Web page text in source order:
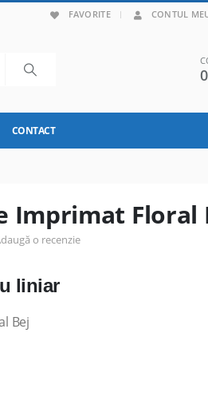
FAVORITE CONTUL
CONTACT
Imprimat Floral
o recenzie
liniar
Bej